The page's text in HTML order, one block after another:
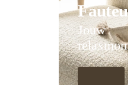
Fauteuils
Jouw
relaxmoment